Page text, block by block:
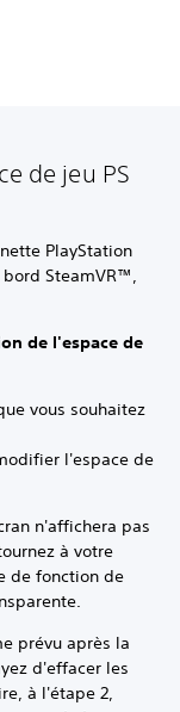
de jeu PS
PlayStation
SteamVR™,
de l'espace de
vous souhaitez
l'espace de
n'affichera pas
à votre
de fonction de
prévu après la
d'effacer les
à l'étape 2,